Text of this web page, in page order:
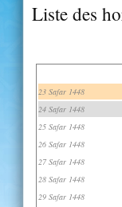
Liste des
23 Safar 1448
24 Safar 1448
25 Safar 1448
26 Safar 1448
27 Safar 1448
28 Safar 1448
29 Safar 1448